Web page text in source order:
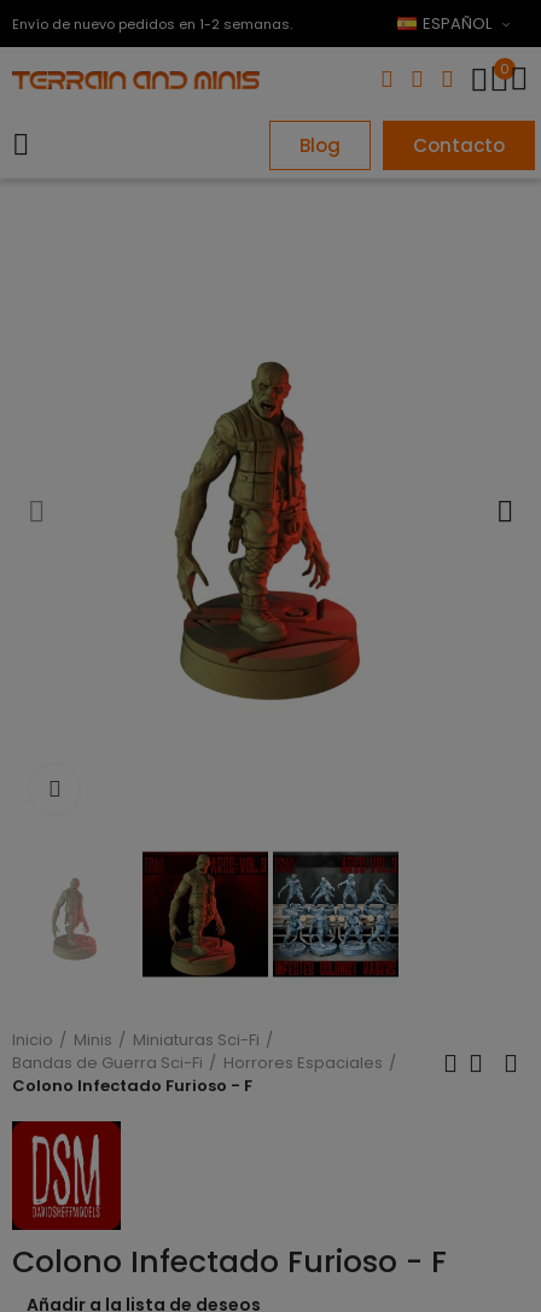
Envío de nuevo pedidos en 1-2 semanas. ESPAÑOL
0
Blog Contacto
Inicio Minis
Miniaturas Sci-Fi
Bandas de Guerra Sci-Fi
Horrores Espaciales
Colono Infectado Furioso - F
Colono Infectado Furioso - F
Añadir a la lista de deseos